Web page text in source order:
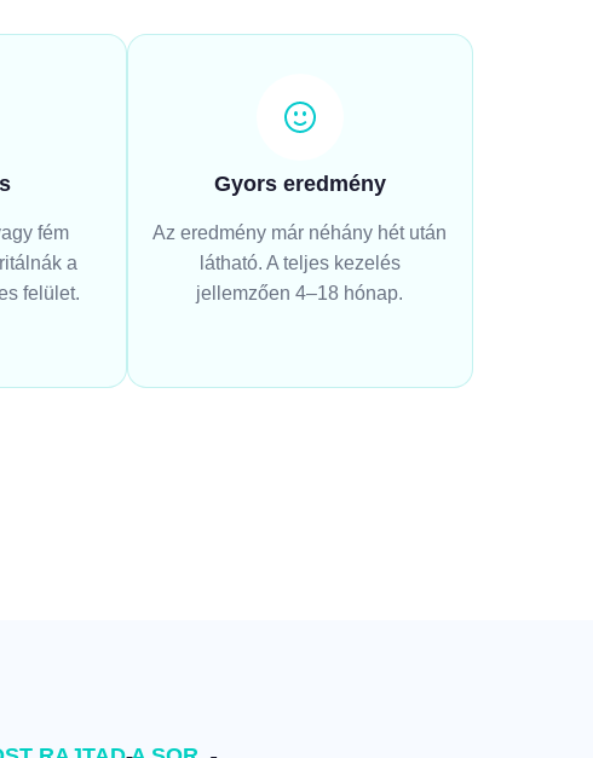
fém
a
felület.
Gyors eredmény
Az eredmény már néhány hét után
látható. A teljes kezelés
jellemzően 4–18 hónap.